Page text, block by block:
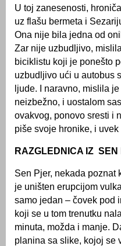
U toj zanesenosti,
uz flašu bermeta i
Ona nije bila jedna od
Zar nije uzbudljivo,
biciklistu koji je ponešto
uzbudljivo ući u autobus
ljude. I naravno, mislila
neizbežno, i uostalom
ovakvog, ponovo sresti i
piše svoje hronike, i
RAZGLEDNICA IZ SEN
Sen Pjer, nekada poznat
je uništen erupcijom
samo jedan – čovek pod
koji se u tom trenutku
minuta, možda i manje.
planina sa slike, kojoj se